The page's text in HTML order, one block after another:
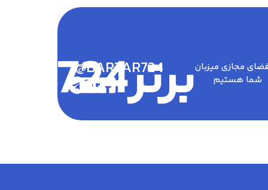
مجازی میزبان
شما هستیم
برتر724
@BARTAR724